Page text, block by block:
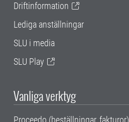
Driftinformation
Lediga anställningar
SLU i media
SLU Play
Vanliga verktyg
Proceedo (beställningar, fakturor)